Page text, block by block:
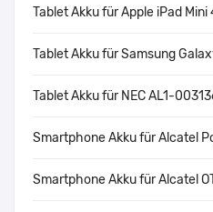
Tablet Akku für Apple iPad Mini
Tablet Akku für Samsung
Tablet Akku für NEC AL1-
Smartphone Akku für Alcatel
Smartphone Akku für Alcatel